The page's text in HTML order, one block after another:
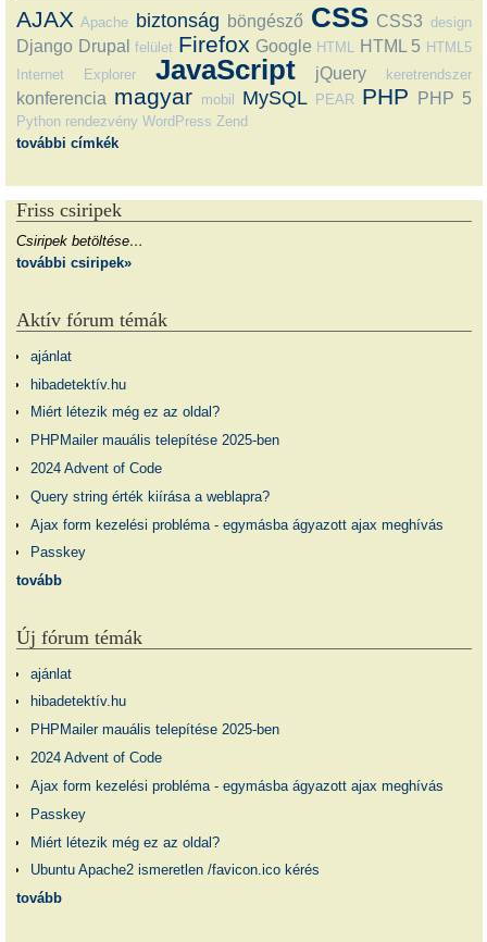
AJAX Apache biztonság böngésző CSS CSS3 design
Django Drupal felület Firefox Google HTML HTML 5 HTML5
Internet Explorer
JavaScript jQuery keretrendszer
konferencia magyar mobil MySQL PEAR PHP PHP 5
Python rendezvény WordPress Zend
további címkék
Friss csiripek
Csiripek betöltése…
további csiripek»
Aktív fórum témák
ajánlat
hibadetektív.hu
Miért létezik még ez az oldal?
PHPMailer mauális telepítése 2025-ben
2024 Advent of Code
Query string érték kiírása a weblapra?
Ajax form kezelési probléma - egymásba ágyazott ajax meghívás
Passkey
tovább
Új fórum témák
ajánlat
hibadetektív.hu
PHPMailer mauális telepítése 2025-ben
2024 Advent of Code
Ajax form kezelési probléma - egymásba ágyazott ajax meghívás
Passkey
Miért létezik még ez az oldal?
Ubuntu Apache2 ismeretlen /favicon.ico kérés
tovább